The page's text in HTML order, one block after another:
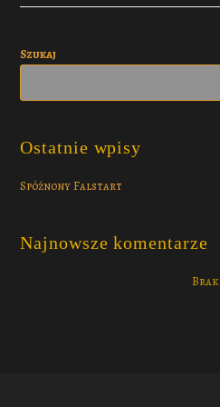
Szukaj
Ostatnie wpisy
Spóźnony Falstart
Najnowsze komentarze